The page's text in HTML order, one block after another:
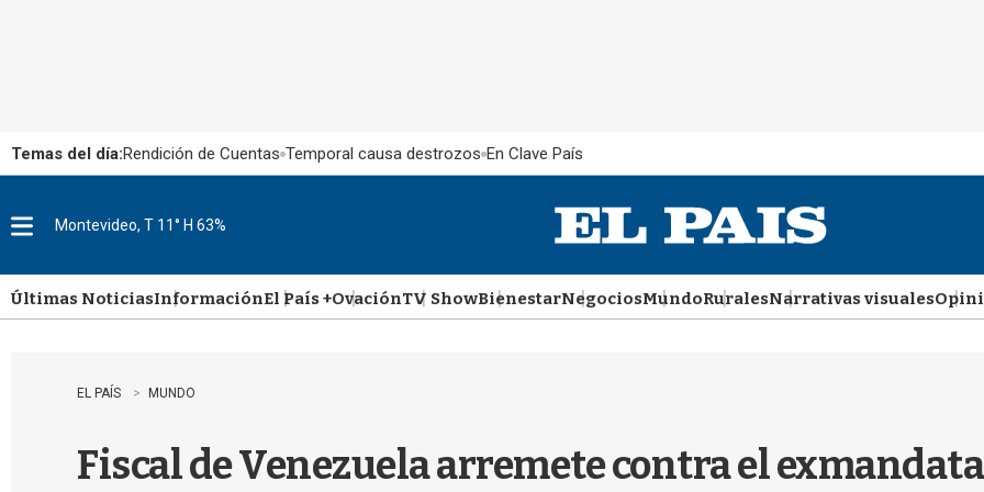
Temas del día:Rendición de Cuentas Temporal causa destrozos En Clave País
u
Montevideo, T 11° H 63%
Últimas NoticiasInformaciónEl País +OvaciónTV ShowBienestarNegociosMundoRuralesNarrativas visuales
EL PAÍS MUNDO
Fiscal de Venezuela arremete contra el